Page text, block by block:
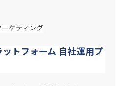
ケティング
ットフォーム 自社運用プ